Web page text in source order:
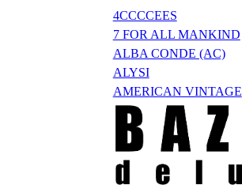
4CCCCEES
7 FOR ALL MANKIND
ALBA CONDE (AC)
ALYSI
AMERICAN VINTAGE